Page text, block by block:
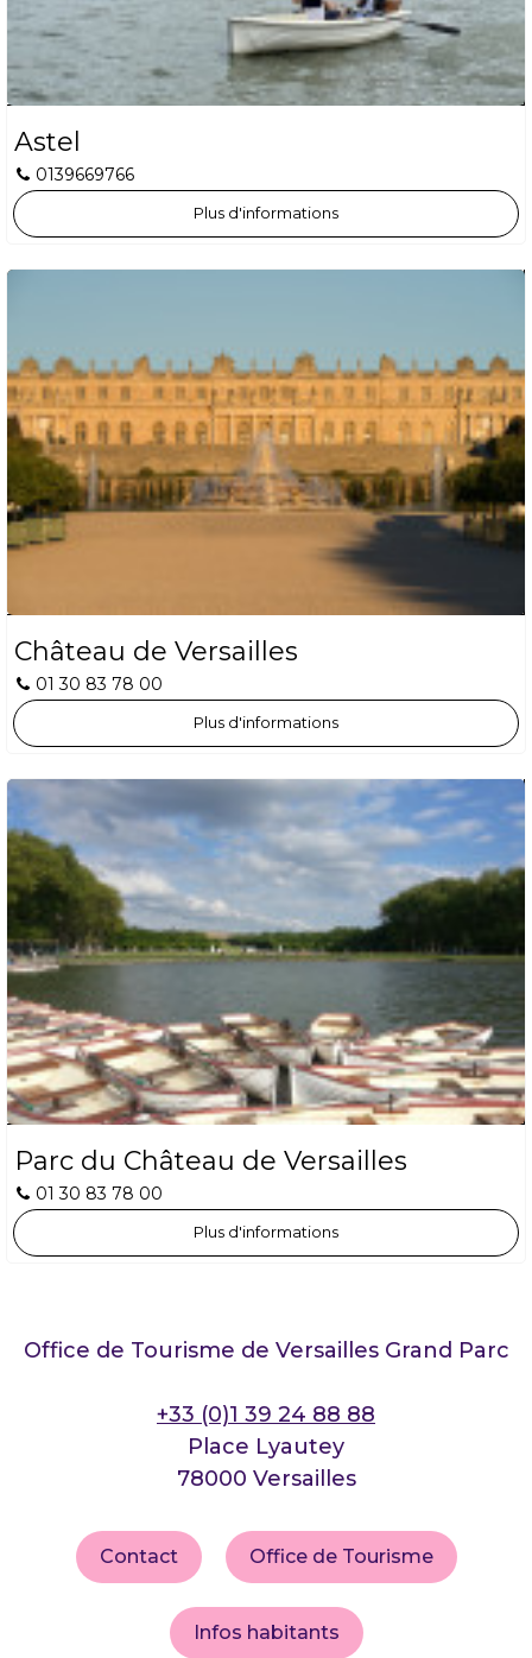
Astel
0139669766
Plus d'informations
Château de Versailles
01 30 83 78 00
Plus d'informations
Parc du Château de Versailles
01 30 83 78 00
Plus d'informations
Office de Tourisme de Versailles Grand Parc
+33 (0)1 39 24 88 88
Place Lyautey
78000 Versailles
Contact Office de Tourisme
Infos habitants